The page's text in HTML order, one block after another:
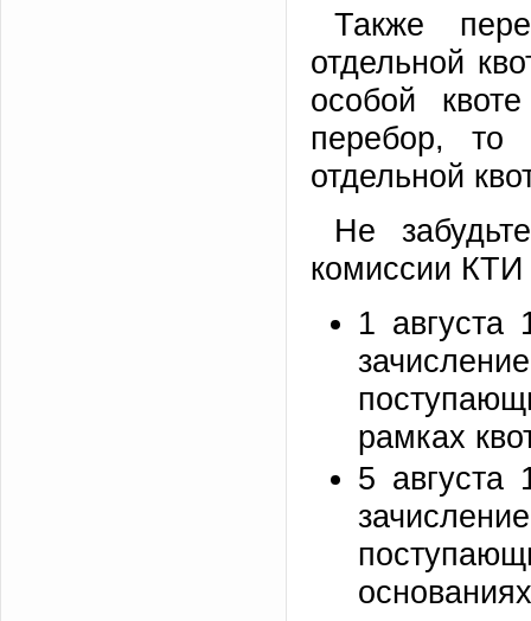
Также
отдельной
особой
перебор, то
отдельной
Не
комиссии КТИ
1 августа
рамках
5 августа